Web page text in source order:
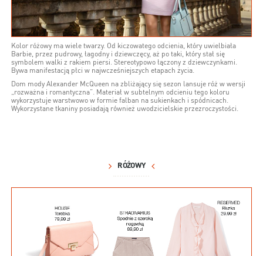
Kolor różowy ma wiele twarzy. Od kiczowatego odcienia, który uwielbiała
Barbie, przez pudrowy, łagodny i dziewczęcy, aż po taki, który stał się
symbolem walki z rakiem piersi. Stereotypowo łączony z dziewczynkami.
Bywa manifestacją płci w najwcześniejszych etapach życia.
Dom mody Alexander McQueen na zbliżający się sezon lansuje róż w wersji
„rozważna i romantyczna”. Materiał w subtelnym odcieniu tego koloru
wykorzystuje warstwowo w formie falban na sukienkach i spódnicach.
Wykorzystane tkaniny posiadają również uwodzicielskie przezroczystości.
RÓŻOWY